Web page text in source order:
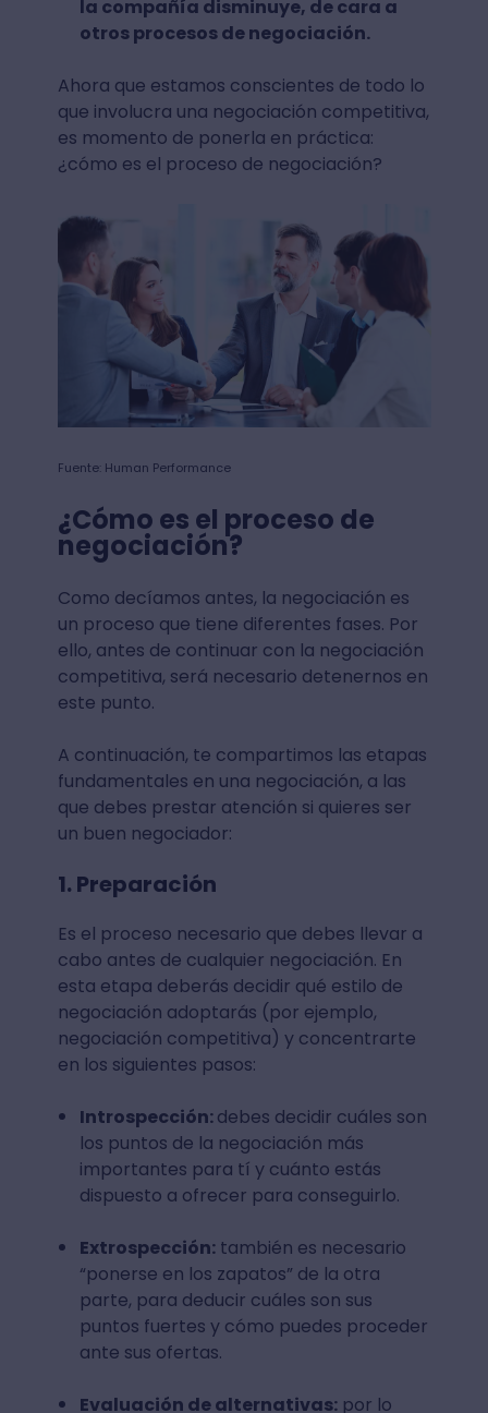
la compañía disminuye, de cara a
otros procesos de negociación.
Ahora que estamos conscientes de todo lo
que involucra una negociación competitiva,
es momento de ponerla en práctica:
¿cómo es el proceso de negociación?
Fuente: Human Performance
¿Cómo es el proceso de
negociación?
Como decíamos antes, la negociación es
un proceso que tiene diferentes fases. Por
ello, antes de continuar con la negociación
competitiva, será necesario detenernos en
este punto.
A continuación, te compartimos las etapas
fundamentales en una negociación, a las
que debes prestar atención si quieres ser
un buen negociador:
1. Preparación
Es el proceso necesario que debes llevar a
cabo antes de cualquier negociación. En
esta etapa deberás decidir qué estilo de
negociación adoptarás (por ejemplo,
negociación competitiva) y concentrarte
en los siguientes pasos:
Introspección:debes decidir cuáles son
los puntos de la negociación más
importantes para tí y cuánto estás
dispuesto a ofrecer para conseguirlo.
Extrospección:también es necesario
“ponerse en los zapatos” de la otra
parte, para deducir cuáles son sus
puntos fuertes y cómo puedes proceder
ante sus ofertas.
Evaluación de alternativas:por lo